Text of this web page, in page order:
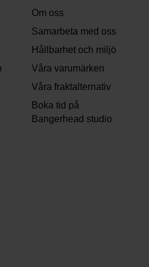
Om oss
Samarbeta med oss
Hållbarhet och miljö
Våra varumärken
Våra fraktalternativ
Boka tid på
Bangerhead studio